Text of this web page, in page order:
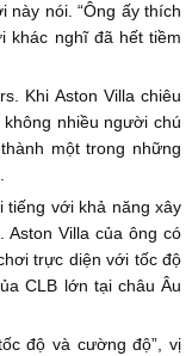
này nói. “Ông ấy thích
khác nghĩ đã hết tiềm
Khi Aston Villa chiêu
nhiều người chú
một trong những
tiếng với khả năng xây
Aston Villa của ông có
trực diện với tốc độ
CLB lớn tại châu Âu
độ và cường độ”, vị